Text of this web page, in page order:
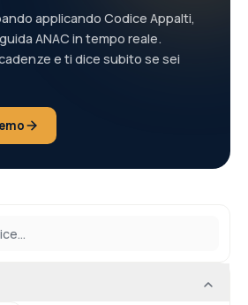
applicando Codice Appalti,
ANAC in tempo reale.
e ti dice subito se sei